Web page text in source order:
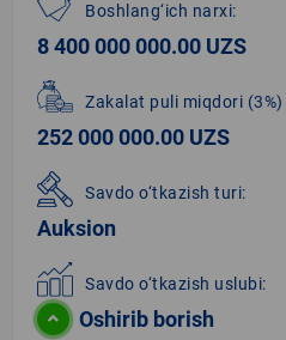
Boshlang‘ich narxi:
8 400 000 000.00 UZS
Zakalat puli miqdori (3%)
252 000 000.00 UZS
Savdo o‘tkazish turi:
Auksion
Savdo o‘tkazish uslubi:
Oshirib borish